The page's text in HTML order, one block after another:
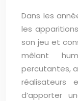
Dans les
les
son jeu et
mêlant
percutantes,
réalisateurs
d’apporter